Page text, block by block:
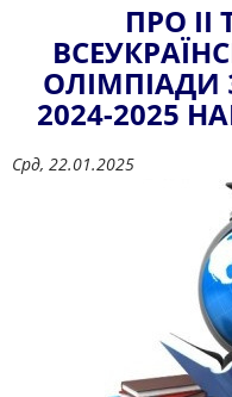
ПРО ІІ
2024-2025
Срд, 22.01.2025